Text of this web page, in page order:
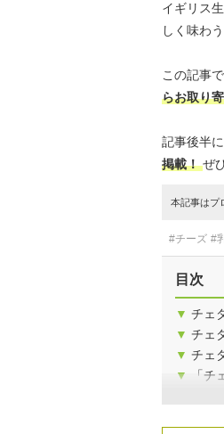
イギリス
しく味わ
この記事
らお取り
記事後半
掲載！ぜ
本記事はプ
#チーズ #
目次
▼ チェ
▼ チェ
▼ チェ
▼
「